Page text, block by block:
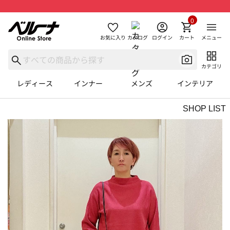
お気に入り カタログ ログイン カート
0
メニュー
カテゴリ
レディース インナー メンズ インテリア
SHOP LIST